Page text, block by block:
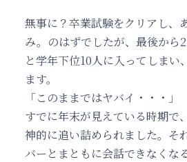
無事に？卒業試験をクリアし、
み。のはずでしたが、最後から
と学年下位10人に入ってしまい
ます。
「このままではヤバイ・・・」
すでに年末が見えている時期で
神的に追い詰められました。そ
バーとまともに会話できなくな